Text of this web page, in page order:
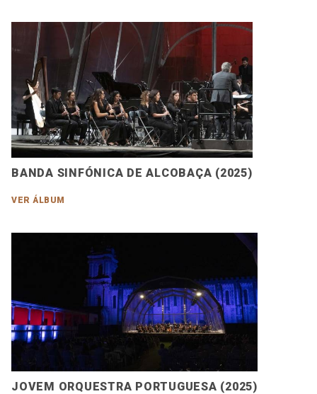
BANDA SINFÓNICA DE ALCOBAÇA (2025)
VER ÁLBUM
JOVEM ORQUESTRA PORTUGUESA (2025)